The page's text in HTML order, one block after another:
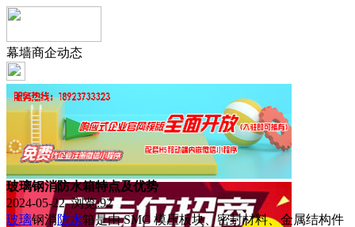
幕墙商企动态
玻璃钢消防水箱特点及优势
2024-05-22 浏览:92
玻璃钢消防水箱是由 SMC 模压板块、密封材料、金属结构件